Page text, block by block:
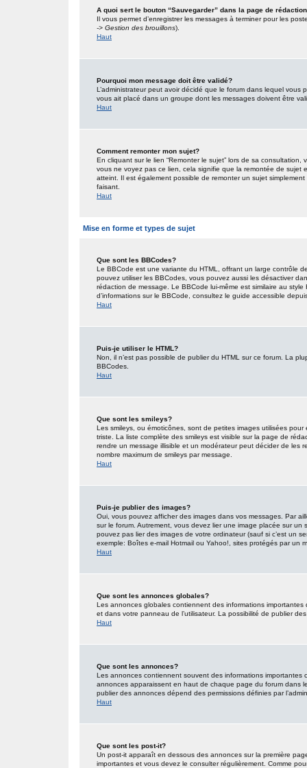
A quoi sert le bouton “Sauvegarder” dans la page de
Il vous permet d’enregistrer les messages à terminer pour les
-> Gestion des brouillons).
Haut
Pourquoi mon message doit être validé?
L’administrateur peut avoir décidé que le forum dans lequel
vous ait placé dans un groupe dont les messages doivent être
Haut
Comment remonter mon sujet?
En cliquant sur le lien “Remonter le sujet” lors de sa consultation,
vous ne voyez pas ce lien, cela signifie que la remontée de sujet
atteint. Il est également possible de remonter un sujet
faisant.
Haut
Mise en forme et types de sujet
Que sont les BBCodes?
Le BBCode est une variante du HTML, offrant un large contrôle
pouvez utiliser les BBCodes, vous pouvez aussi les désactiver
rédaction de message. Le BBCode lui-même est similaire au
d’informations sur le BBCode, consultez le guide accessible
Haut
Puis-je utiliser le HTML?
Non, il n’est pas possible de publier du HTML sur ce forum. La
BBCodes.
Haut
Que sont les smileys?
Les smileys, ou émoticônes, sont de petites images utilisées
triste. La liste complète des smileys est visible sur la page de
rendre un message illisible et un modérateur peut décider de les
nombre maximum de smileys par message.
Haut
Puis-je publier des images?
Oui, vous pouvez afficher des images dans vos messages. Par
sur le forum. Autrement, vous devez lier une image placée sur
pouvez pas lier des images de votre ordinateur (sauf si c’est un
exemple: Boîtes e-mail Hotmail ou Yahoo!, sites protégés par un
Haut
Que sont les annonces globales?
Les annonces globales contiennent des informations
et dans votre panneau de l’utilisateur. La possibilité de publier
Haut
Que sont les annonces?
Les annonces contiennent souvent des informations
annonces apparaissent en haut de chaque page du forum dans
publier des annonces dépend des permissions définies par
Haut
Que sont les post-it?
Un post-it apparaît en dessous des annonces sur la première
importantes et vous devez le consulter régulièrement. Comme